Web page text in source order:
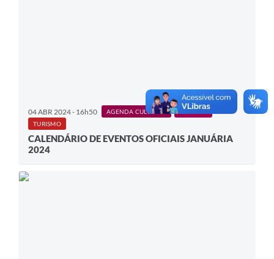
04 ABR 2024 - 16h50 AGENDA CULTURAL
CULTURA
TURISMO
CALENDÁRIO DE EVENTOS OFICIAIS JANUÁRIA
2024